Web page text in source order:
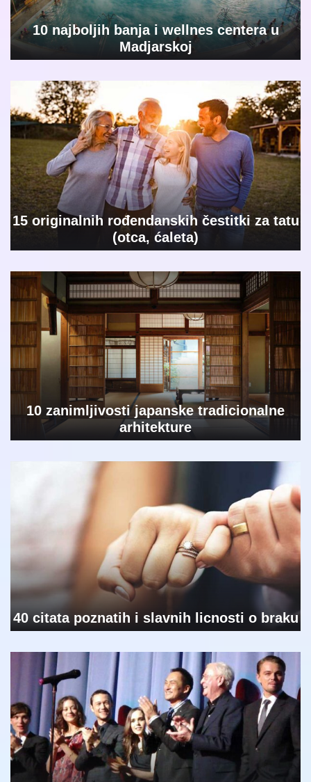
10 najboljih banja i wellnes centera u
Madjarskoj
15 originalnih rođendanskih čestitki za tatu
(otca, ćaleta)
10 zanimljivosti japanske tradicionalne
arhitekture
40 citata poznatih i slavnih licnosti o braku